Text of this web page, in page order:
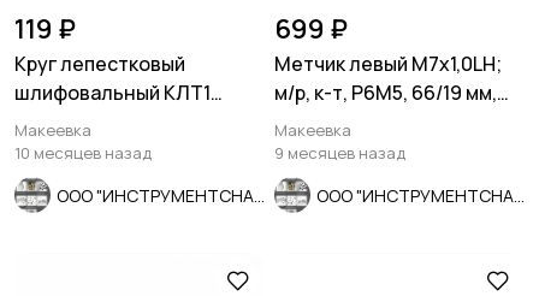
119 ₽
Круг лепестковый
шлифовальный КЛТ1
125х22, зерно А 220, очень
селкое
Макеевка
10 месяцев назад
699 ₽
Метчик левый М7х1,0LH;
м/р, к-т, Р6М5, 66/19 мм,
мелкий шаг, шлифов.
Макеевка
9 месяцев назад